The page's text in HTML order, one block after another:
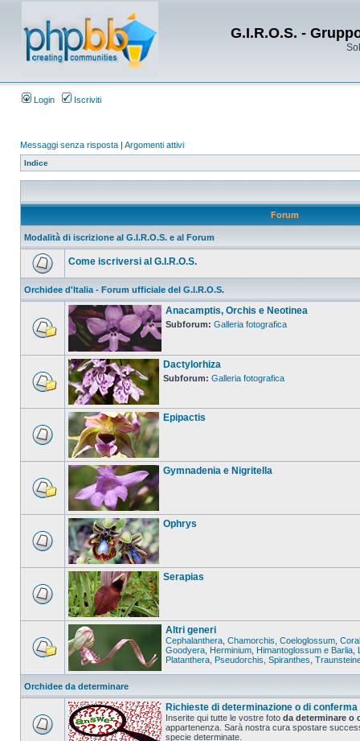
G.I.R.O.S. -
Login Iscriviti
Messaggi senza risposta | Argomenti attivi
Indice
Forum
Modalità di iscrizione al G.I.R.O.S. e al Forum
Come iscriversi al G.I.R.O.S.
Orchidee d'Italia - Forum ufficiale del G.I.R.O.S.
Anacamptis, Orchis e Neotinea
Subforum: Galleria fotografica
Dactylorhiza
Subforum: Galleria fotografica
Epipactis
Gymnadenia e Nigritella
Ophrys
Serapias
Altri generi
Cephalanthera Chamorchis Coeloglossum
Goodyera Herminium Himantoglossum e Barlia
Platanthera Pseudorchis Spiranthes
Orchidee da determinare
Richieste di determinazione o di conferma
Inserite qui tutte le vostre foto da determinare o
appartenenza. Sarà nostra cura spostare
specie determinate.